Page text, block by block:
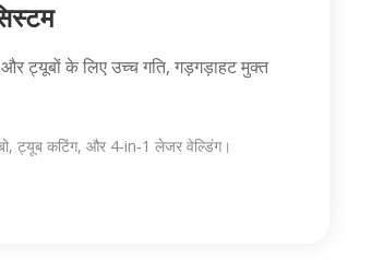
ट्यूबों के लिए उच्च गति, गड़गड़ाहट मुक्त
ट्यूब कटिंग, और 4‑in‑1 लेजर वेल्डिंग।